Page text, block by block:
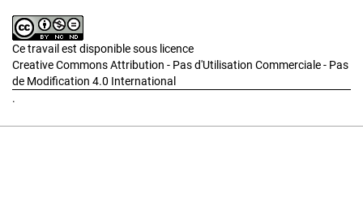
Ce travail est disponible sous licence
Creative Commons Attribution - Pas d'Utilisation Commerciale - Pas
de Modification 4.0 International
.